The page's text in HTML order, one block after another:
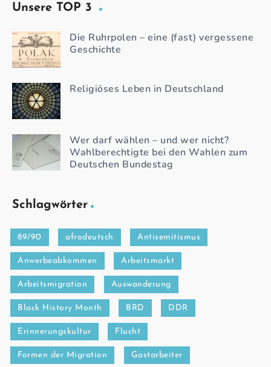
Unsere TOP 3
Die Ruhrpolen – eine (fast) vergessene
Geschichte
Religiöses Leben in Deutschland
Wer darf wählen – und wer nicht?
Wahlberechtigte bei den Wahlen zum
Deutschen Bundestag
Schlagwörter
89/90 afrodeutsch Antisemitismus
Anwerbeabkommen Arbeitsmarkt
Arbeitsmigration Auswanderung
Black History Month BRD DDR
Erinnerungskultur Flucht
Formen der Migration Gastarbeiter